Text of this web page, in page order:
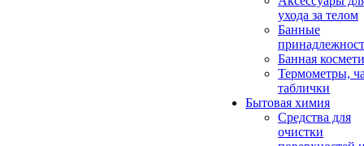
ухода за телом
Банные
Банная
Термометры,
таблички
Бытовая химия
Средства для
очистки